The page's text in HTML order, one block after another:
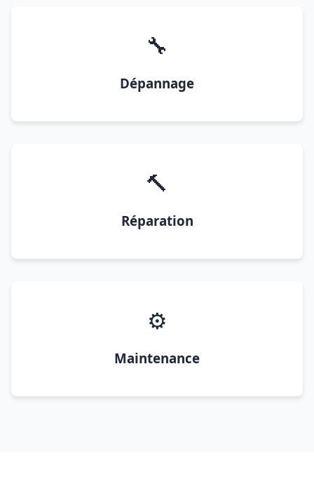
🔧
Dépannage
🔨
Réparation
⚙️
Maintenance